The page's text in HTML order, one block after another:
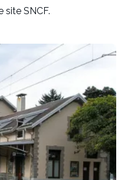
site SNCF.